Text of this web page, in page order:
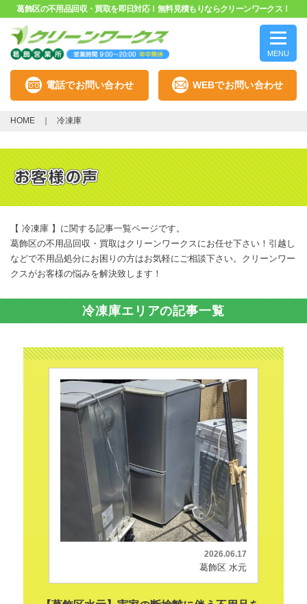
葛飾区の不用品回収・買取を即日対応！無料見積もりならクリーンワークス！
MENU
電話でお問い合わせ WEBでお問い合わせ
HOME 冷凍庫
【 冷凍庫 】に関する記事一覧ページです。
葛飾区の不用品回収・買取はクリーンワークスにお任せ下さい！引越し
などで不用品処分にお困りの方はお気軽にご相談下さい。クリーンワー
クスがお客様の悩みを解決致します！
冷凍庫エリアの記事一覧
2026.06.17
葛飾区 水元